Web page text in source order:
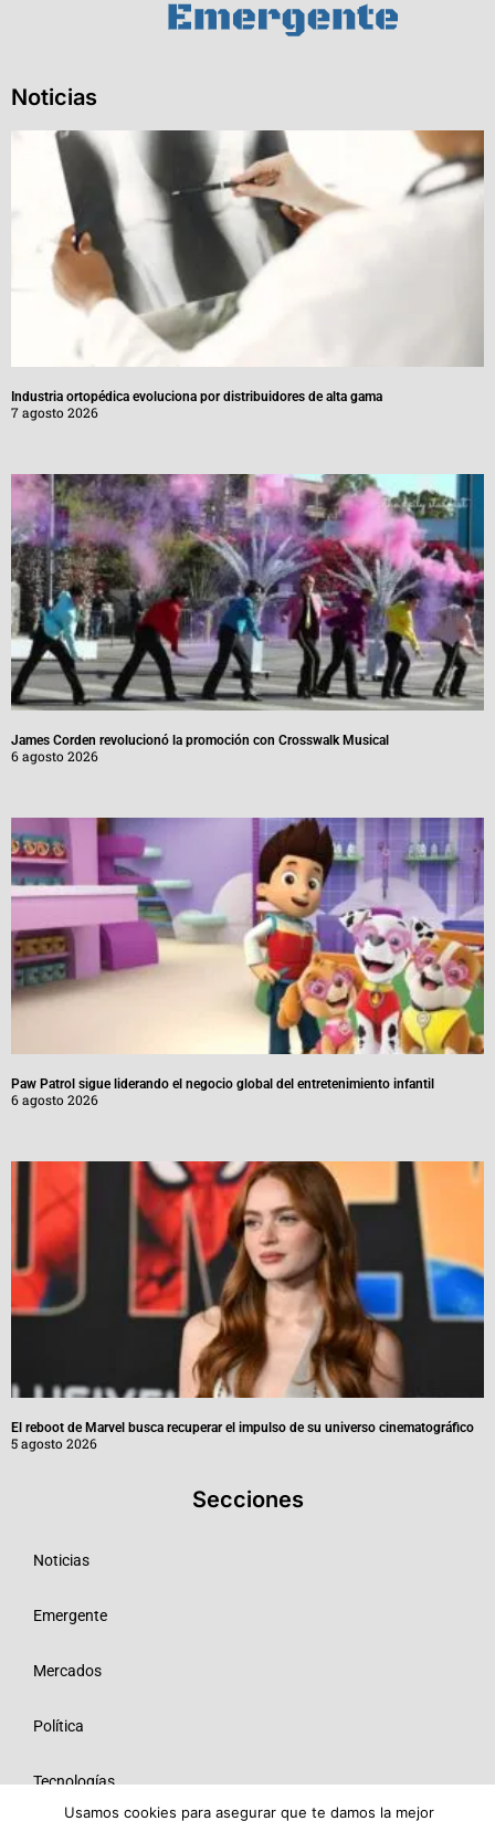
Noticias
Industria ortopédica evoluciona por distribuidores de alta gama
7 agosto 2026
James Corden revolucionó la promoción con Crosswalk Musical
6 agosto 2026
Paw Patrol sigue liderando el negocio global del entretenimiento infantil
6 agosto 2026
El reboot de Marvel busca recuperar el impulso de su universo cinematográfico
5 agosto 2026
Secciones
Noticias
Emergente
Mercados
Política
Tecnologías
Usamos cookies para asegurar que te damos la mejor